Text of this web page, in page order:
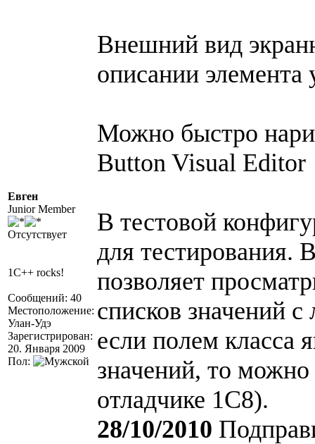
Евген
Junior Member
Отсутствует
1C++ rocks!
Сообщений: 40
Местоположение:
Улан-Удэ
Зарегистрирован:
20. Января 2009
Пол:
Внешний вид
описании элемента
Можно быстро
Button Visual Editor
В тестовой
для тестирования.
позволяет
списков значений
если полем класса
значений, то
отладчике 1С8).
28/10/2010